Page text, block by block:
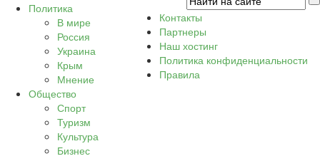
Политика
В мире
Россия
Украина
Крым
Мнение
Общество
Спорт
Туризм
Культура
Бизнес
Контакты
Партнеры
Наш хостинг
Политика конфиденциальности
Правила